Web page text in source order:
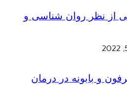
از نظر روان شناسی و
و بابونه در درمان